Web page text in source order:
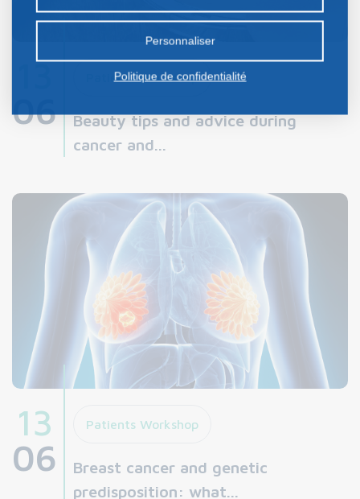
13
06
Patients Workshop
Beauty tips and advice during
cancer and...
13
06
Patients Workshop
Breast cancer and genetic
predisposition: what...
préalable.
Personnaliser
Politique de confidentialité